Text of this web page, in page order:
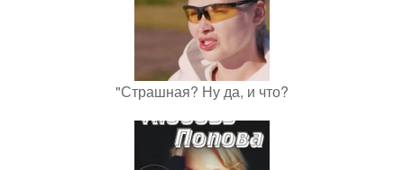
"Страшная? Ну да, и что?